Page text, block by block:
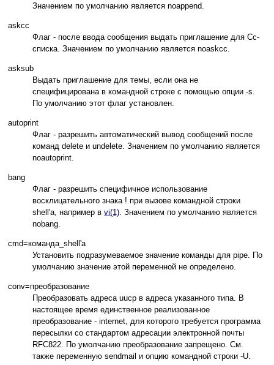
Значением по умолчанию является noappend.
askcc
Флаг - после ввода сообщения выдать приглашение для Cc-
списка. Значением по умолчанию является noaskcc.
asksub
Выдать приглашение для темы, если она не
специфицирована в командной строке с помощью опции -s.
По умолчанию этот флаг установлен.
autoprint
Флаг - разрешить автоматический вывод сообщений после
команд delete и undelete. Значением по умолчанию является
noautoprint.
bang
Флаг - разрешить специфичное использование
восклицательного знака ! при вызове командной строки
shell'а, например в vi(1). Значением по умолчанию является
nobang.
cmd=команда_shell'а
Установить подразумеваемое значение команды для pipe. По
умолчанию значение этой переменной не определено.
conv=преобразование
Преобразовать адреса uucp в адреса указанного типа. В
настоящее время единственное реализованное
преобразование - internet, для которого требуется программа
пересылки со стандартом адресации электронной почты
RFC822. По умолчанию преобразование запрещено. См.
также переменную sendmail и опцию командной строки -U.